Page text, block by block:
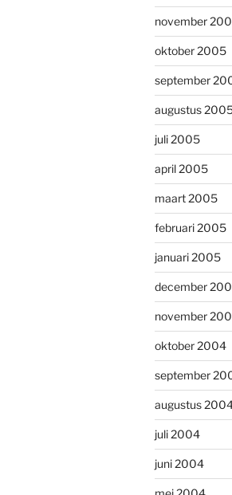
november
oktober 2005
september
augustus
juli 2005
april 2005
maart 2005
februari 2005
januari 2005
december
november
oktober 2004
september
augustus
juli 2004
juni 2004